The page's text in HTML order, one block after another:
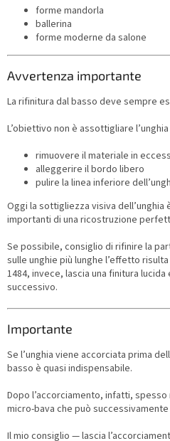
forme mandorla
ballerina
forme moderne da salone
Avvertenza importante
La rifinitura dal basso deve sempre
L’obiettivo non è assottigliare
rimuovere il materiale in
alleggerire il bordo libero
pulire la linea inferiore
Oggi la sottigliezza visiva dell’unghia
importanti di una ricostruzione
Se possibile, consiglio di rifinire la
sulle unghie più lunghe l’effetto
1484, invece, lascia una finitura
successivo.
Importante
Se l’unghia viene accorciata prima
basso è quasi indispensabile.
Dopo l’accorciamento, infatti,
micro-bava che può
Il mio consiglio — lascia